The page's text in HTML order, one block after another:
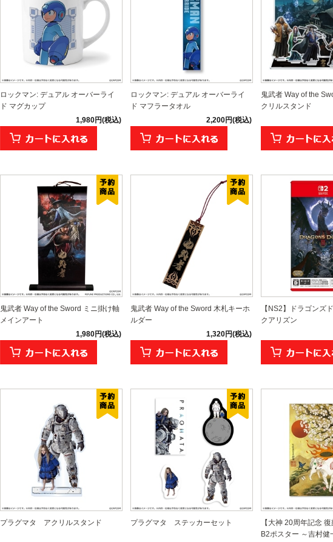
ロックマン: デュアル オーバーライ
ド マグカップ
1,980円(税込)
ロックマン: デュアル オーバーライ
ド マフラータオル
2,200円(税込)
鬼武者 Way of the
クリルスタンド
鬼武者 Way of the Sword ミニ掛け軸
メインアート
1,980円(税込)
鬼武者 Way of the Sword 木札キーホ
ルダー
1,320円(税込)
【NS2】ドラゴンズ
クアリズン
プラグマタ アクリルスタンド プラグマタ ステッカーセット
【大神 20周年記念
B2ポスター ～吉村健